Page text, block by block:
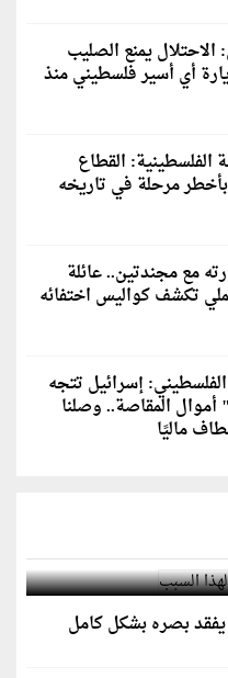
الاحتلال يمنع الصليب
أي أسير فلسطيني منذ
الفلسطينية: القطاع
مرحلة في تاريخه
مع مجندتين.. عائلة
تكشف كواليس اختفائه
الفلسطيني: إسرائيل تتجه
المقاصة.. وصلنا
ماليًا
لهذا السبب
بصره بشكل كامل